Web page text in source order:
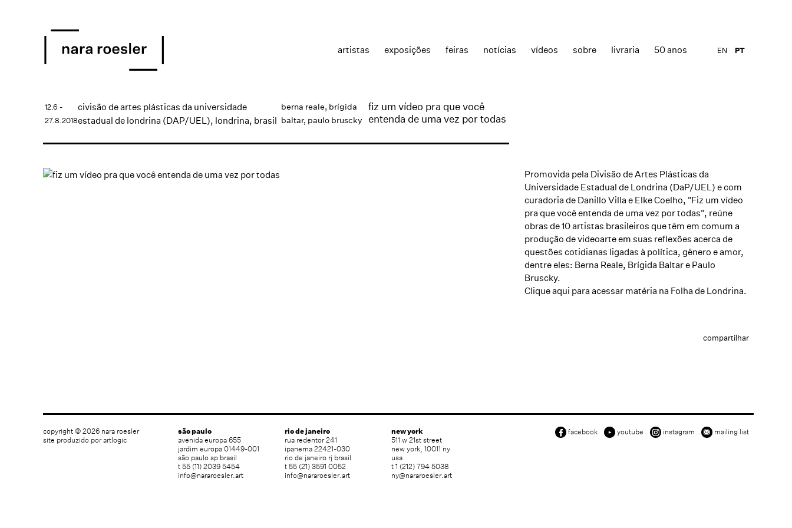
artistas exposições feiras notícias vídeos sobre livraria 50 anos PT
EN
fiz um vídeo pra que você
entenda de uma vez por todas
berna reale, brígida
baltar, paulo bruscky
civisão de artes plásticas da universidade
estadual de londrina (DAP/UEL), londrina, brasil
12.6 -
27.8.2018
Promovida pela Divisão de Artes Plásticas da
Universidade Estadual de Londrina(DaP/UEL) e com
curadoria de Danillo Villa e Elke Coelho, "Fiz um vídeo
pra que você entenda de uma vez por todas", reúne
obras de 10 artistas brasileiros que têm em comum a
produção de videoarte em suas reflexões acerca de
questões cotidianas ligadas à política, gênero e amor,
dentre eles: Berna Reale, Brígida Baltar e Paulo
Bruscky.
Clique aqui para acessar matéria na Folha de Londrina.
compartilhar
facebook youtube instagram mailing list
new york
511 w 21st street
new york, 10011 ny
usa
t 1 (212) 794 5038
ny@nararoesler.art
rio de janeiro
rua redentor 241
ipanema 22421-030
rio de janeiro rj brasil
t 55 (21) 3591 0052
info@nararoesler.art
são paulo
avenida europa 655
jardim europa 01449-001
são paulo sp brasil
t 55 (11) 2039 5454
info@nararoesler.art
copyright © 2026 nara roesler
site produzido por artlogic